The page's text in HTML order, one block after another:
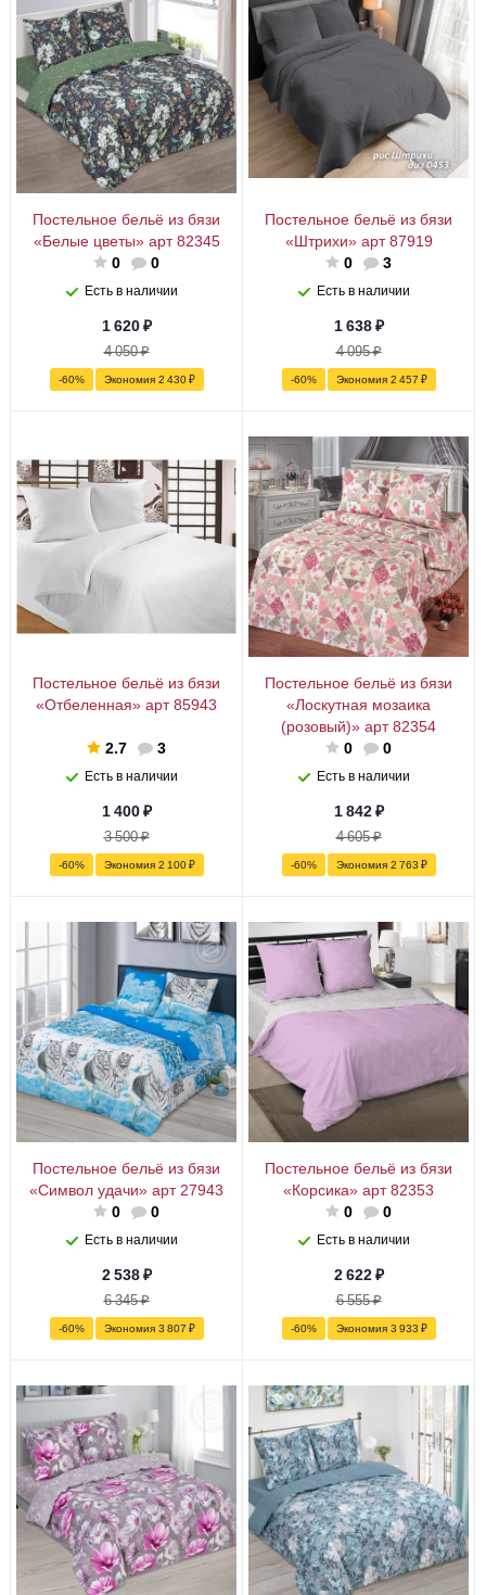
Постельное бельё из бязи
«Белые цветы» арт 82345
0
0
Есть в наличии
1 620₽
4 050₽
-60% Экономия 2 430₽
Постельное бельё из бязи
«Штрихи» арт 87919
0
3
Есть в наличии
1 638₽
4 095₽
-60% Экономия 2 457 ₽
Постельное бельё из бязи
«Отбеленная» арт 85943
2.7 3
Есть в наличии
1 400₽
3 500₽
-60% Экономия 2 100₽
Постельное бельё из бязи
«Лоскутная мозаика
(розовый)» арт 82354
0
0
Есть в наличии
1 842₽
4 605₽
-60% Экономия 2 763 ₽
Постельное бельё из бязи
«Символ удачи» арт 27943
0
0
Есть в наличии
2 538₽
6 345₽
-60% Экономия 3 807 ₽
Постельное бельё из бязи
«Корсика» арт 82353
0
0
Есть в наличии
2 622₽
6 555₽
-60% Экономия 3 933 ₽